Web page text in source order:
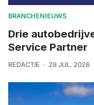
BRANCHENIEUWS
Drie
Service Partner
REDACTIE 29 JUL. 2026